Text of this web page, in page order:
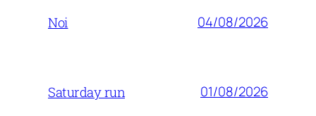
Noi 04/08/2026
Saturday run 01/08/2026